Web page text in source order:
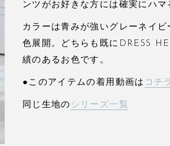
ンツがお好きな方には確実にハマ
カラーは青みが強いグレーネイ
色展開。どちらも既にDRESS
績のあるお色です。
●このアイテムの着用動画は コチラ
同じ生地の シリーズ一覧